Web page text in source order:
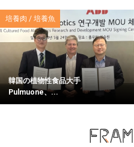
培養肉 / 培養魚
韓国の植物性食品大手
Pulmuone、...